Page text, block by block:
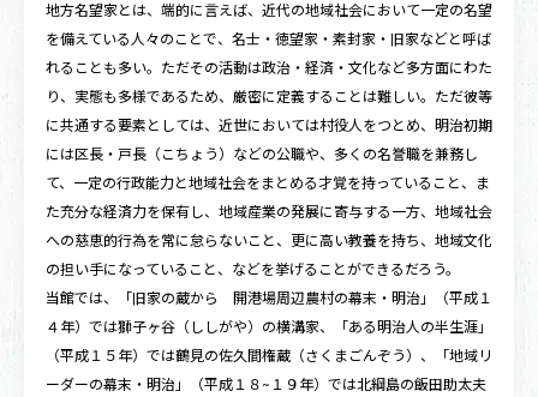
地方名望家とは、端的に言えば、近代の地域社会において一定の名望
を備えている人々のことで、名士・徳望家・素封家・旧家などと呼ば
れることも多い。ただその活動は政治・経済・文化など多方面にわた
り、実態も多様であるため、厳密に定義することは難しい。ただ彼等
に共通する要素としては、近世においては村役人をつとめ、明治初期
には区長・戸長（こちょう）などの公職や、多くの名誉職を兼務し
て、一定の行政能力と地域社会をまとめる才覚を持っていること、ま
た充分な経済力を保有し、地域産業の発展に寄与する一方、地域社会
への慈恵的行為を常に怠らないこと、更に高い教養を持ち、地域文化
の担い手になっていること、などを挙げることができるだろう。
当館では、「旧家の蔵から 開港場周辺農村の幕末・明治」（平成１
４年）では獅子ヶ谷（ししがや）の横溝家、「ある明治人の半生涯」
（平成１５年）では鶴見の佐久間権蔵（さくまごんぞう）、「地域リ
ーダーの幕末・明治」（平成１８~１９年）では北綱島の飯田助太夫